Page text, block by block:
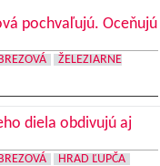
pochvaľujú. Oceňujú
ŽELEZIARNE
diela obdivujú aj
HRAD ĽUPČA